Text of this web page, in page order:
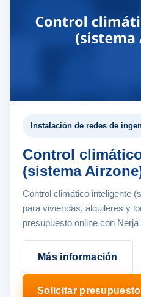
Instalación de redes de
Control
(sistema
Control climático inteligente
para viviendas, alquileres y
presupuesto online con
Más información
Solicitar presupuesto